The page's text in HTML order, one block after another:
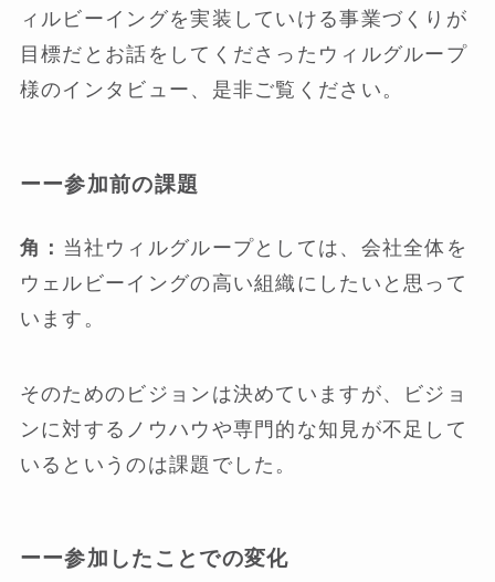
ィルビーイングを実装していける事業づくりが
目標だとお話をしてくださったウィルグループ
様のインタビュー、是非ご覧ください。
ーー参加前の課題
角： 当社ウィルグループとしては、会社全体を
ウェルビーイングの高い組織にしたいと思って
います。
そのためのビジョンは決めていますが、ビジョ
ンに対するノウハウや専門的な知見が不足して
いるというのは課題でした。
ーー参加したことでの変化